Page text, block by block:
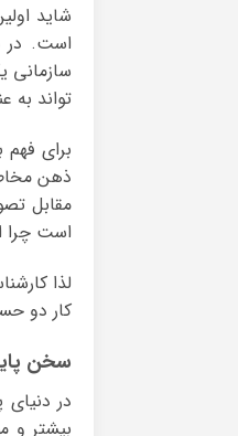
شاید
است. در
سازمانی
تواند به
برای
ذهن
مقابل
است چرا
لذا
کار دو
سخن
در
بیشتر و